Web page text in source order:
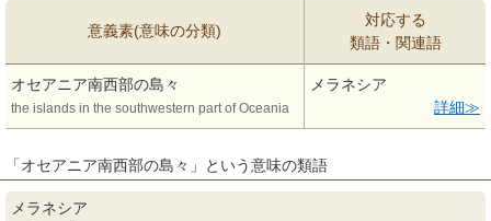
意義素(意味の分類)
対応する
類語・関連語
オセアニア南西部の島々
the islands in the southwestern part of Oceania
メラネシア
詳細
「オセアニア南西部の島々」という意味の類語
メラネシア